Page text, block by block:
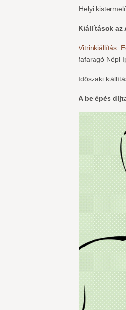
Helyi
Kiállítások az
Vitrinkiállítás:
fafaragó Népi
Időszaki
A belépés